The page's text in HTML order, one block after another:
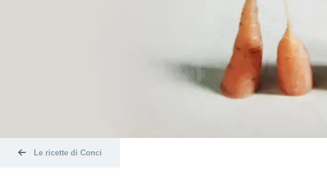
Le ricette di Conci